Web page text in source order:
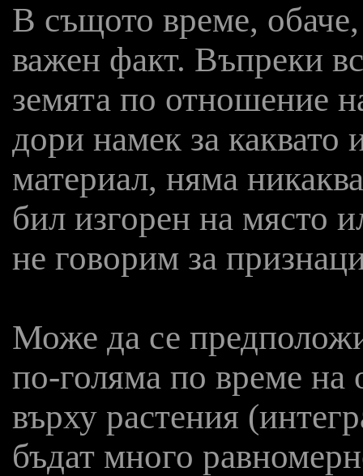
В същото време,
важен факт. Въпреки
земята по отношение
дори намек за каквато
материал, няма
бил изгорен на място
не говорим за
Може да се
по-голяма по време на
върху растения
бъдат много